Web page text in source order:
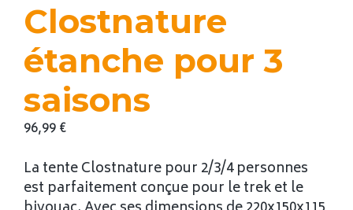
Clostnature
étanche pour 3
saisons
96,99€
La tente Clostnature pour 2/3/4 personnes
est parfaitement conçue pour le trek et le